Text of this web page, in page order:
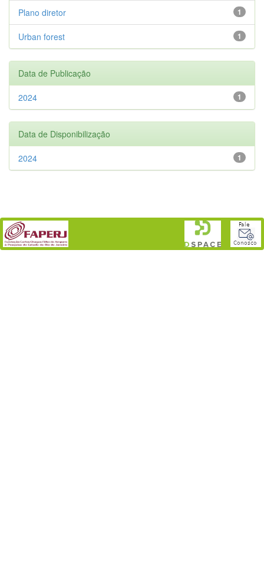
1
Plano diretor
1
Urban forest
Data de Publicação
1
2024
Data de Disponibilização
1
2024